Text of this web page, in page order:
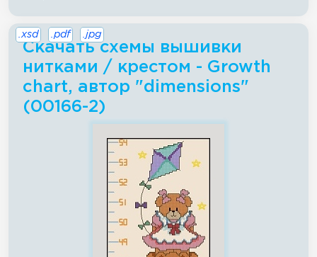
Скачать схемы вышивки
нитками / крестом - Growth
chart, автор "dimensions"
(00166-2)
.xsd .pdf .jpg